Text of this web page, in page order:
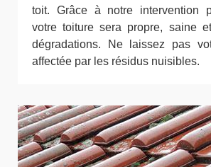
toit. Grâce à notre intervention
votre toiture sera propre, saine
dégradations. Ne laissez pas
affectée par les résidus nuisibles.